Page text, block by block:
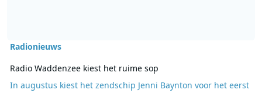
Radionieuws
Radio Waddenzee kiest het ruime sop
In augustus kiest het zendschip Jenni Baynton voor het eerst